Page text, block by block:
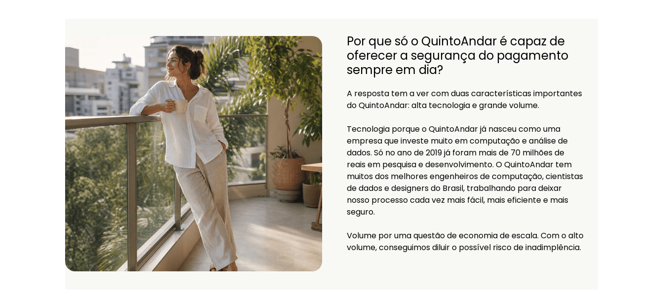
Por que só o QuintoAndar é capaz de
oferecer a segurança do pagamento
sempre em dia?
A resposta tem a ver com duas características importantes
do QuintoAndar: alta tecnologia e grande volume.
Tecnologia porque o QuintoAndar já nasceu como uma
empresa que investe muito em computação e análise de
dados. Só no ano de 2019 já foram mais de 70 milhões de
reais em pesquisa e desenvolvimento. O QuintoAndar tem
muitos dos melhores engenheiros de computação, cientistas
de dados e designers do Brasil, trabalhando para deixar
nosso processo cada vez mais fácil, mais eficiente e mais
seguro.
Volume por uma questão de economia de escala. Com o alto
volume, conseguimos diluir o possível risco de inadimplência.